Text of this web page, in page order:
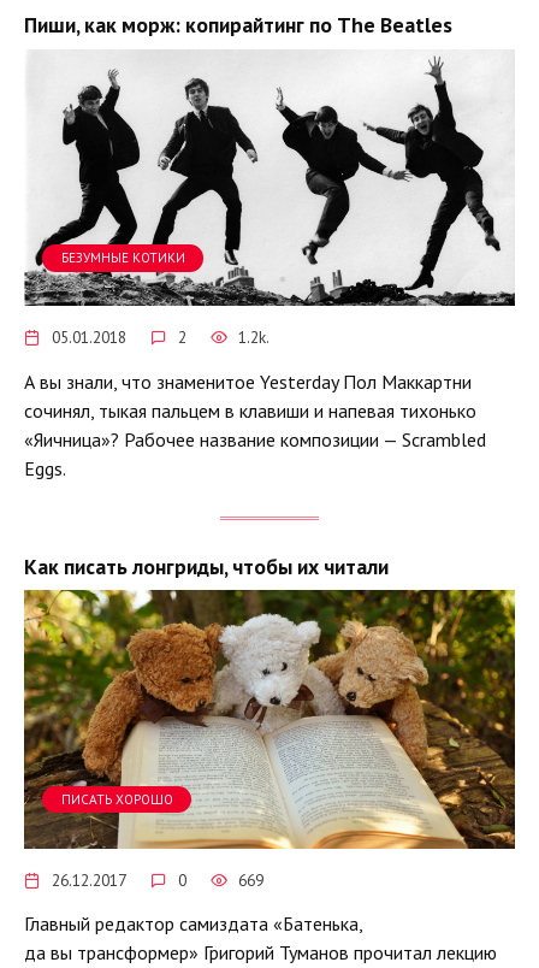
Пиши, как морж: копирайтинг по The Beatles
БЕЗУМНЫЕ КОТИКИ
05.01.2018 2 1.2k.
А вы знали, что знаменитое Yesterday Пол Маккартни
сочинял, тыкая пальцем в клавиши и напевая тихонько
«Яичница»? Рабочее название композиции — Scrambled
Eggs.
Как писать лонгриды, чтобы их читали
ПИСАТЬ ХОРОШО
26.12.2017 0 669
Главный редактор самиздата «Батенька,
да вы трансформер» Григорий Туманов прочитал лекцию